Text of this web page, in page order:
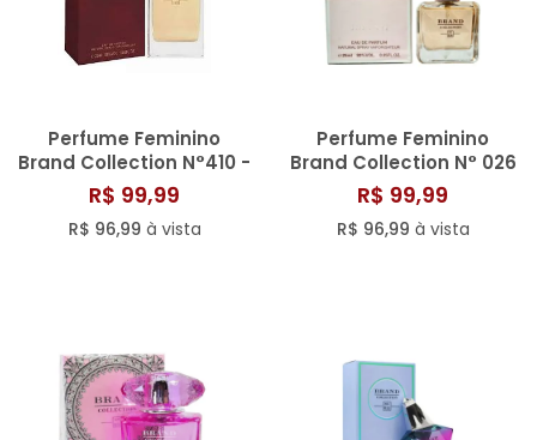
Perfume Feminino
Brand Collection N°410 -
25ml
R$ 99,99
R$ 96,99 à vista
Perfume Feminino
Brand Collection N° 026
- 25ML
R$ 99,99
R$ 96,99 à vista